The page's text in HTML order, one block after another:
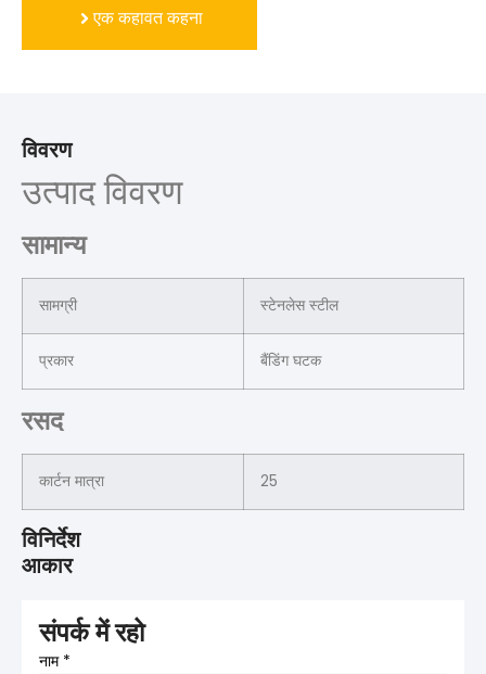
एक कहावत कहना
विवरण
उत्पाद विवरण
सामान्य
सामग्री स्टेनलेस स्टील
प्रकार बैंडिंग घटक
रसद
कार्टन मात्रा 25
विनिर्देश
आकार
संपर्क में रहो
नाम *